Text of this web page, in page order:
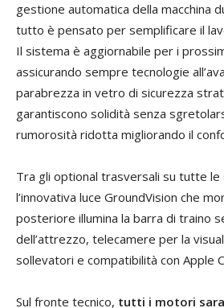
gestione automatica della macchina
tutto è pensato per semplificare il
Il sistema è aggiornabile per i
assicurando sempre tecnologie
parabrezza in vetro di sicurezza
garantiscono solidità senza
rumorosità ridotta migliorando il
Tra gli optional trasversali su tutte le
l’innovativa luce GroundVision che
posteriore illumina la barra di traino
dell’attrezzo, telecamere per la
sollevatori e compatibilità con Apple
Sul fronte tecnico, tutti i motori